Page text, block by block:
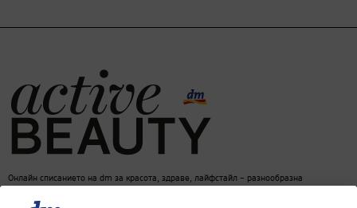
Онлайн списанието на dm за красота, здраве, лайфстайл – разнообразна